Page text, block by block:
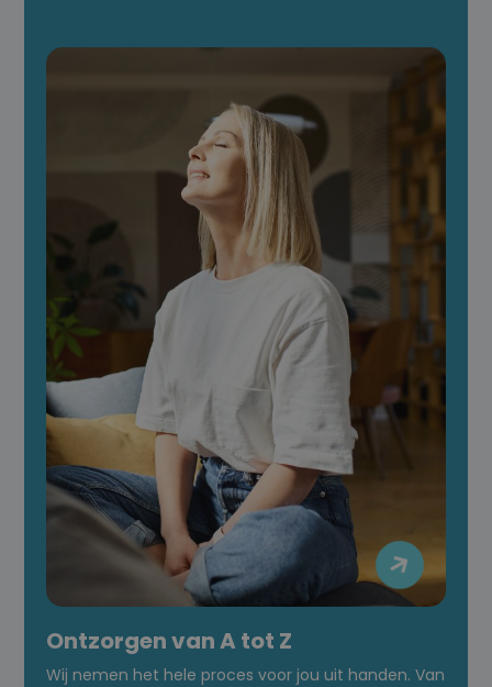

Ontzorgen van A tot Z
Wij nemen het hele proces voor jou uit handen. Van